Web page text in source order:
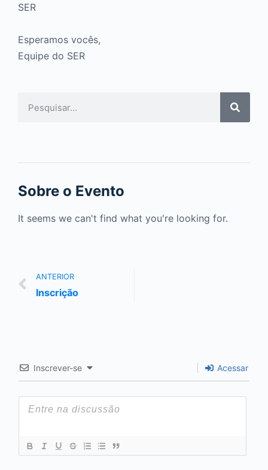
SER
Esperamos vocês,
Equipe do SER
Sobre o Evento
It seems we can't find what you're looking for.
ANTERIOR
Inscrição
Inscrever-se Acessar